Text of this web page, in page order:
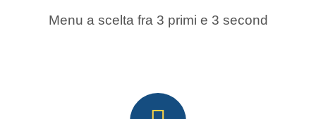
Menu a scelta fra 3 primi e 3 second